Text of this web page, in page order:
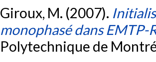
Giroux, M. (2007).
monophasé dans EMTP-
Polytechnique de